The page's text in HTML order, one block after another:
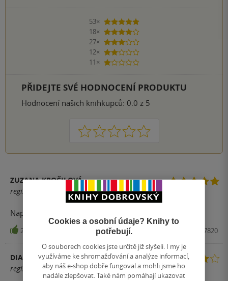
53×
5 hvězdiček
18×
4 hvězdičky
27×
3 hvězdičky
12×
2 hvězdičky
11×
1 hvezdička
PŘIDEJTE SVÉ HODNOCENÍ PRODUKTU
Hodnocení našich knihkupců: 0.0 z 5
1 2 3 4 5
ZUZANA KROČILOVÁ
registrovaný uživatel
Napínavá až do konce!
210 Kniha, Host, 2016, 9788074917820
DIANA
registrovaný uživatel
Cookies a osobní údaje? Knihy to
potřebují.
O souborech cookies jste určitě již slyšeli. I my je
využíváme ke shromažďování a analýze informací,
aby náš e-shop dobře fungoval a mohli jsme ho
nadále zlepšovat. Také nám pomáhají ukazovat